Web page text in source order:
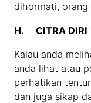
dihormati,
H.CITRA DIRI
Kalau anda
anda lihat atau
perhatikan
dan juga sikap